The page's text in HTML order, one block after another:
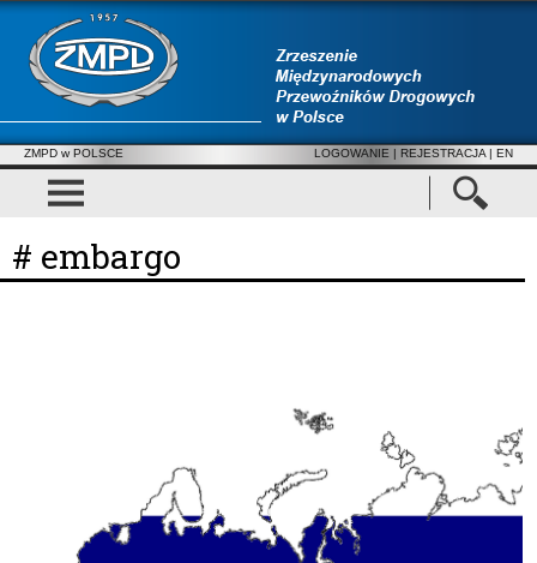
ZMPD w POLSCE LOGOWANIE | REJESTRACJA | EN
# embargo